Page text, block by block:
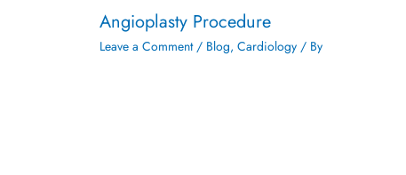
Angioplasty Procedure
Leave a Comment / Blog, Cardiology / By